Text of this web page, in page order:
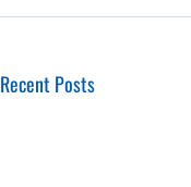
Recent Posts